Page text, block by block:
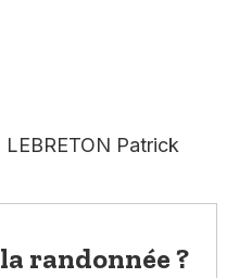
LEBRETON Patrick
randonnée ?